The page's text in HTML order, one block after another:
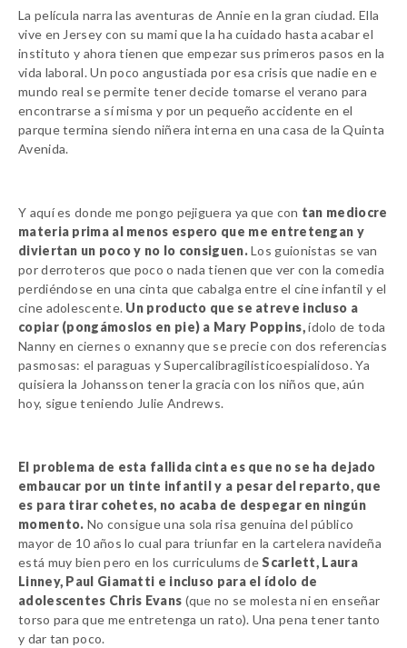
La película narra las aventuras de Annie en la gran ciudad. Ella
vive en Jersey con su mami que la ha cuidado hasta acabar el
instituto y ahora tienen que empezar sus primeros pasos en la
vida laboral. Un poco angustiada por esa crisis que nadie en e
mundo real se permite tener decide tomarse el verano para
encontrarse a sí misma y por un pequeño accidente en el
parque termina siendo niñera interna en una casa de la Quinta
Avenida.
Y aquí es donde me pongo pejiguera ya que con tan mediocre
materia prima al menos espero que me entretengan y
diviertan un poco y no lo consiguen.Los guionistas se van
por derroteros que poco o nada tienen que ver con la comedia
perdiéndose en una cinta que cabalga entre el cine infantil y el
cine adolescente. Un producto que se atreve incluso a
copiar (pongámoslos en pie) a Mary Poppins,ídolo de toda
Nanny en ciernes o exnanny que se precie con dos referencias
pasmosas: el paraguas y Supercalibragilisticoespialidoso. Ya
quisiera la Johansson tener la gracia con los niños que, aún
hoy, sigue teniendo Julie Andrews.
El problema de esta fallida cinta es que no se ha dejado
embaucar por un tinte infantil y a pesar del reparto, que
es para tirar cohetes, no acaba de despegar en ningún
momento. No consigue una sola risa genuina del público
mayor de 10 años lo cual para triunfar en la cartelera navideña
está muy bien pero en los curriculums deScarlett, Laura
Linney, Paul Giamatti e incluso para el ídolo de
adolescentes Chris Evans (que no se molesta ni en enseñar
torso para que me entretenga un rato). Una pena tener tanto
y dar tan poco.